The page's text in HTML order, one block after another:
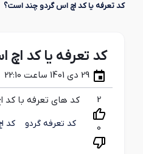
کد تعرفه یا کد اچ اس گردو چند است؟
کد تعرفه یا کد
29 دی 1401 ساعت 22:10
2
0
کد های تعرفه با
کد تعرفه گردو کد